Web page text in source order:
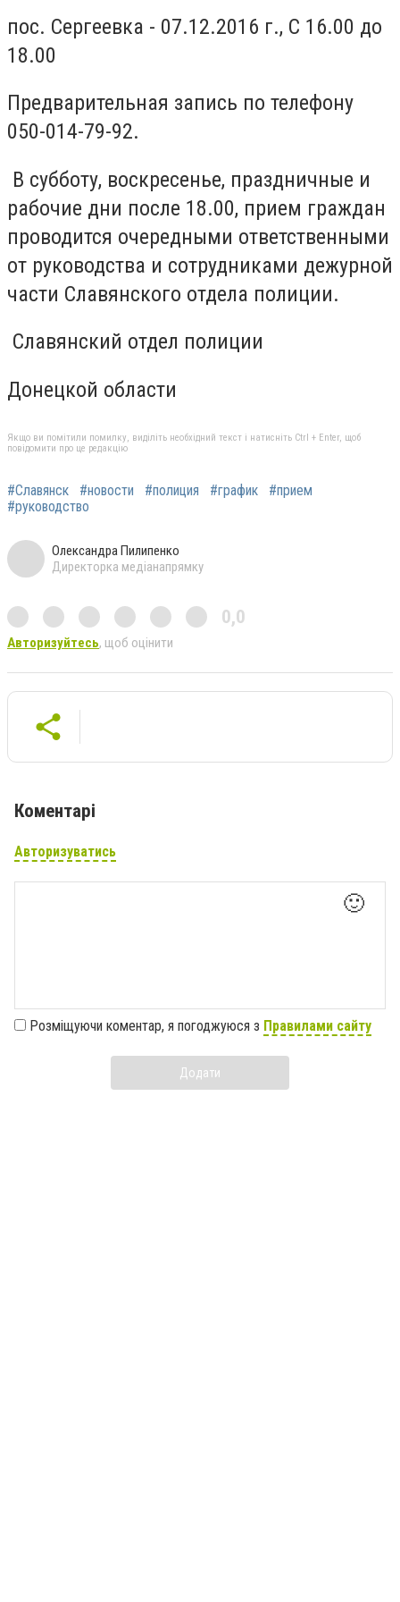
пос. Сергеевка - 07.12.2016 г., С 16.00 до
18.00
Предварительная запись по телефону
050-014-79-92.
В субботу, воскресенье, праздничные и
рабочие дни после 18.00, прием граждан
проводится очередными ответственными
от руководства и сотрудниками дежурной
части Славянского отдела полиции.
Славянский отдел полиции
Донецкой области
Якщо ви помітили помилку, виділіть необхідний текст і натисніть Ctrl + Enter, щоб
повідомити про це редакцію
#Славянск #новости #полиция #график
#прием
#руководство
Олександра Пилипенко
Директорка медіанапрямку
0,0
Авторизуйтесь, щоб оцінити
Коментарі
Авторизуватись
🙂
Розміщуючи коментар, я погоджуюся з Правилами сайту
Додати